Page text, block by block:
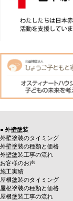
● 外壁塗装
外壁塗装のタイミング
外壁塗装の種類と価格
外壁塗装工事の流れ
お客様のお声
施工実績
屋根塗装のタイミング
屋根塗装の種類と価格
屋根塗装工事の流れ